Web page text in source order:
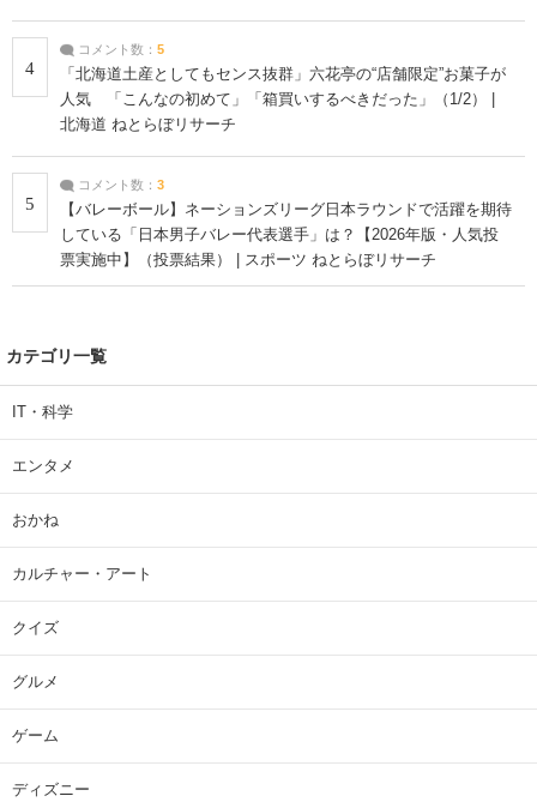
4
コメント数： 5
「北海道土産としてもセンス抜群」六花亭の“店舗限定”お菓子が
人気 「こんなの初めて」「箱買いするべきだった」（1/2） |
北海道 ねとらぼリサーチ
5
コメント数： 3
【バレーボール】ネーションズリーグ日本ラウンドで活躍を期待
している「日本男子バレー代表選手」は？【2026年版・人気投
票実施中】（投票結果） | スポーツ ねとらぼリサーチ
カテゴリ一覧
IT・科学
エンタメ
おかね
カルチャー・アート
クイズ
グルメ
ゲーム
ディズニー